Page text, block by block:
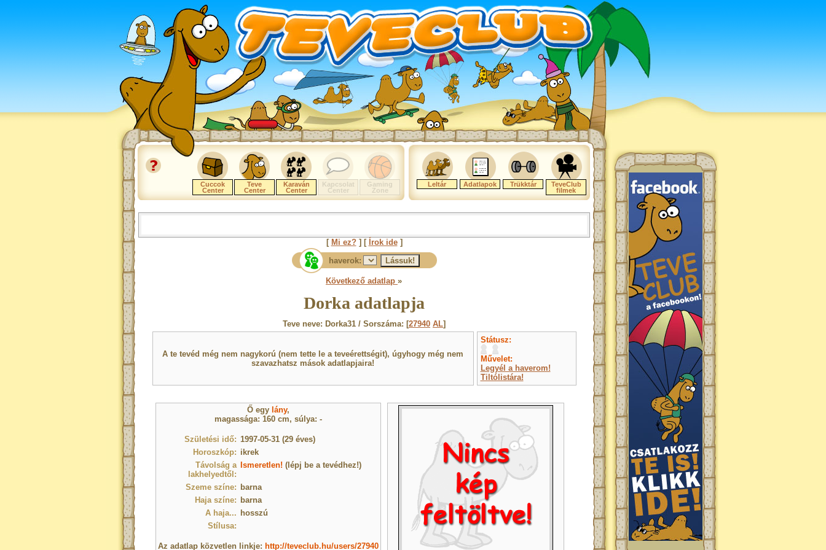
Cuccok
Center
Teve
Center
Karaván
Center
Kapcsolat
Center
Gaming
Zone
Leltár Adatlapok Trükktár
TeveClub
filmek
[ Mi ez?] [ Írok ide]
haverok:
Következő adatlap »
Dorka adatlapja
Teve neve: Dorka31 / Sorszáma: [27940 AL]
A te tevéd még nem nagykorú (nem tette le a teveérettségit), úgyhogy még nem
szavazhatsz mások adatlapjaira!
Státusz:
Művelet:
Legyél a haverom!
Tiltólistára!
Ő egy lány,
magassága: 160 cm, súlya: -
Születési idő: 1997-05-31 (29 éves)
Horoszkóp: ikrek
Távolság a
lakhelyedtől:
Ismeretlen! (lépj be a tevédhez!)
Szeme színe: barna
Haja színe: barna
A haja... hosszú
Stílusa:
Az adatlap közvetlen linkje: http://teveclub.hu/users/27940